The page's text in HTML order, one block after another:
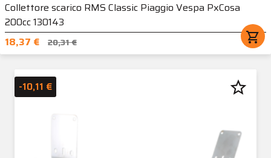
Collettore scarico RMS Classic Piaggio Vespa PxCosa
200cc 130143
18,37 €
20,31 € shopping_cart
-10,11 € star_border